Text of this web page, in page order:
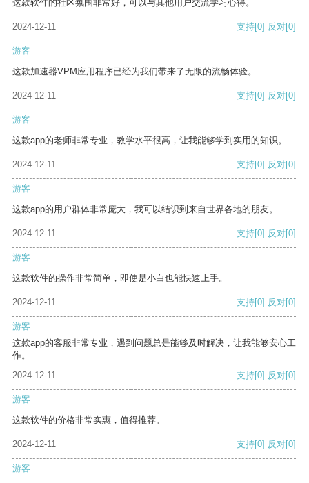
这款软件的社区氛围非常好，可以与其他用户交流学习心得。
2024-12-11 支持[0] 反对[0]
游客
这款加速器VPM应用程序已经为我们带来了无限的流畅体验。
2024-12-11 支持[0] 反对[0]
游客
这款app的老师非常专业，教学水平很高，让我能够学到实用的知识。
2024-12-11 支持[0] 反对[0]
游客
这款app的用户群体非常庞大，我可以结识到来自世界各地的朋友。
2024-12-11 支持[0] 反对[0]
游客
这款软件的操作非常简单，即使是小白也能快速上手。
2024-12-11 支持[0] 反对[0]
游客
这款app的客服非常专业，遇到问题总是能够及时解决，让我能够安心工
作。
2024-12-11
支持[0] 反对[0]
游客
这款软件的价格非常实惠，值得推荐。
2024-12-11 支持[0] 反对[0]
游客